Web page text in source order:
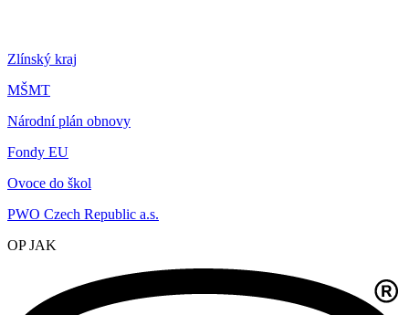
Zlínský kraj
MŠMT
Národní plán obnovy
Fondy EU
Ovoce do škol
PWO Czech Republic a.s.
OP JAK